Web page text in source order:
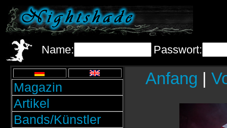
Name: Passwort:
Magazin
Artikel
Bands/Künstler
Anfang |